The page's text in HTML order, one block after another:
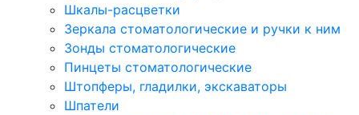
Шкалы-расцветки
Зеркала стоматологические и ручки к ним
Зонды стоматологические
Пинцеты стоматологические
Штопферы, гладилки, экскаваторы
Шпатели